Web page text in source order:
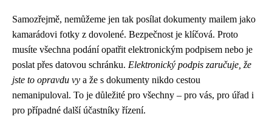
Samozřejmě, nemůžeme jen tak posílat dokumenty mailem jako
kamarádovi fotky z dovolené. Bezpečnost je klíčová. Proto
musíte všechna podání opatřit elektronickým podpisem nebo je
poslat přes datovou schránku. Elektronický podpis zaručuje, že
jste to opravdu vy a že s dokumenty nikdo cestou
nemanipuloval. To je důležité pro všechny – pro vás, pro úřad i
pro případné další účastníky řízení.